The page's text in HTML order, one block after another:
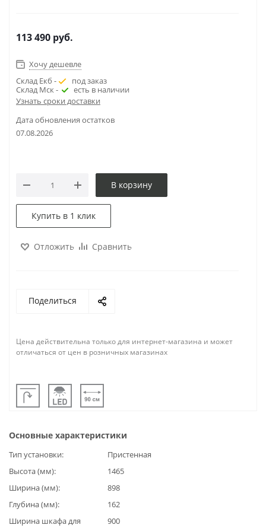
113 490 руб.
Хочу дешевле
Склад Екб -
под заказ
Склад Мск -
есть в наличии
Узнать сроки доставки
Дата обновления остатков
07.08.2026
В корзину
Купить в 1 клик
Отложить Сравнить
Поделиться
Цена действительна только для интернет-магазина и может
отличаться от цен в розничных магазинах
Основные характеристики
Тип установки
Пристенная
Высота (мм)
1465
Ширина (мм)
898
Глубина (мм)
162
Ширина шкафа для
900